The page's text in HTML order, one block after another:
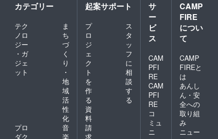
カテゴリー
テク
ノロ
ジー
・ガ
ジェ
ット
ま
ち
づ
く
り
・
地
域
活
性
化
プロ
ダク
音
楽
起案サポート
プ
ロ
ジ
ェ
ク
ト
を
作
る
ス
タ
ッ
フ
に
相
談
す
る
資
料
請
求
サ
ー
ビ
ス
CAM
PFI
RE
CAM
PFI
RE
コ
ミュ
ニ
CAMP
FIRE
につい
て
CAMP
FIREと
は
あんし
ん・安
全への
取り組
み
ニュー